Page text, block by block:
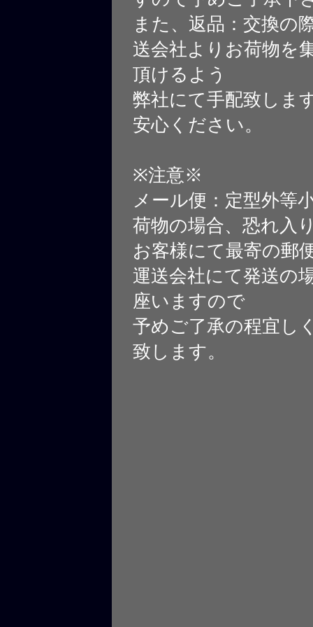
また、返品：交換の
送会社よりお荷物を
頂けるよう
弊社にて手配致しま
安心ください。
※注意※
メール便：定型外等
荷物の場合、恐れ入
お客様にて最寄の郵
運送会社にて発送の
座いますので
予めご了承の程宜し
致します。